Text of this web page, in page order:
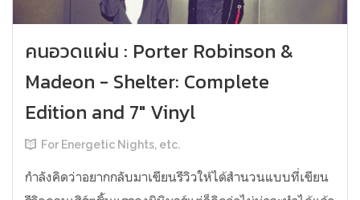
คนอวดแผ่น : Porter Robinson &
Madeon - Shelter: Complete
Edition and 7" Vinyl
For Energetic Nights, etc.
กำลังคิดว่าอยากกลับมาเขียนรีวิวให้ได้สำนวนแบบที่เขียน